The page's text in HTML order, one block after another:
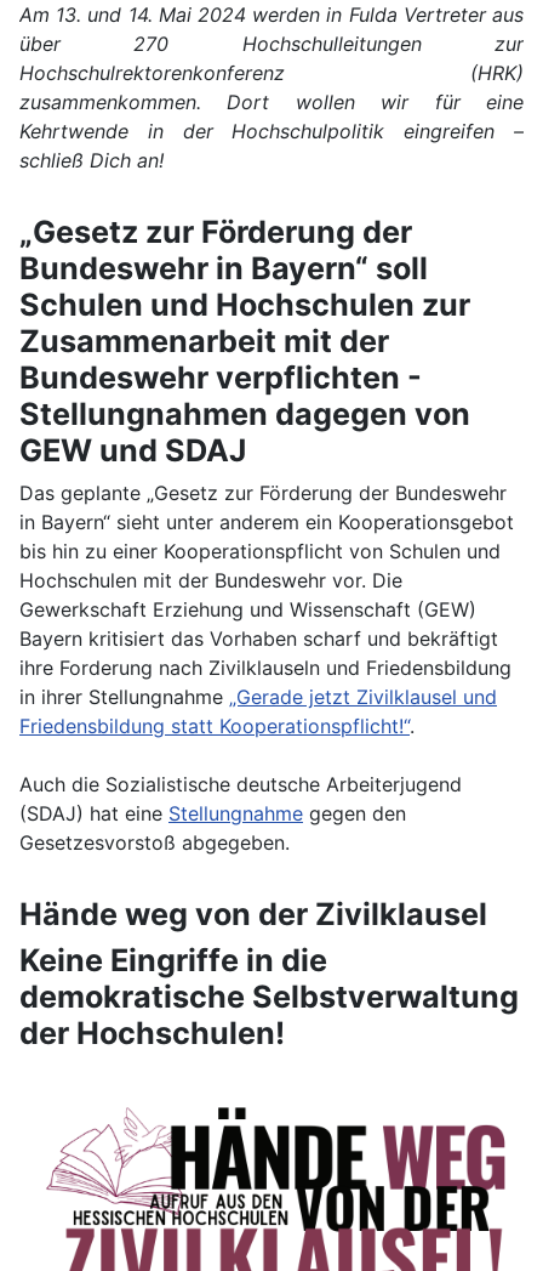
Am 13. und 14. Mai 2024 werden in Fulda Vertreter aus
über 270 Hochschulleitungen zur
Hochschulrektorenkonferenz (HRK)
zusammenkommen. Dort wollen wir für eine
Kehrtwende in der Hochschulpolitik eingreifen –
schließ Dich an!
„Gesetz zur Förderung der
Bundeswehr in Bayern“ soll
Schulen und Hochschulen zur
Zusammenarbeit mit der
Bundeswehr verpflichten -
Stellungnahmen dagegen von
GEW und SDAJ
Das geplante „Gesetz zur Förderung der Bundeswehr
in Bayern“ sieht unter anderem ein Kooperationsgebot
bis hin zu einer Kooperationspflicht von Schulen und
Hochschulen mit der Bundeswehr vor. Die
Gewerkschaft Erziehung und Wissenschaft (GEW)
Bayern kritisiert das Vorhaben scharf und bekräftigt
ihre Forderung nach Zivilklauseln und Friedensbildung
in ihrer Stellungnahme „Gerade jetzt Zivilklausel und
Friedensbildung statt Kooperationspflicht!“.
Auch die Sozialistische deutsche Arbeiterjugend
(SDAJ) hat eine Stellungnahme gegen den
Gesetzesvorstoß abgegeben.
Hände weg von der Zivilklausel
Keine Eingriffe in die
demokratische Selbstverwaltung
der Hochschulen!